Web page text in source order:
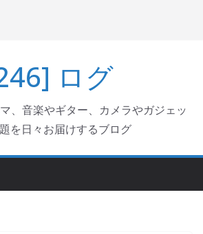
ログ
、音楽やギター、カメラやガジェッ
を日々お届けするブログ